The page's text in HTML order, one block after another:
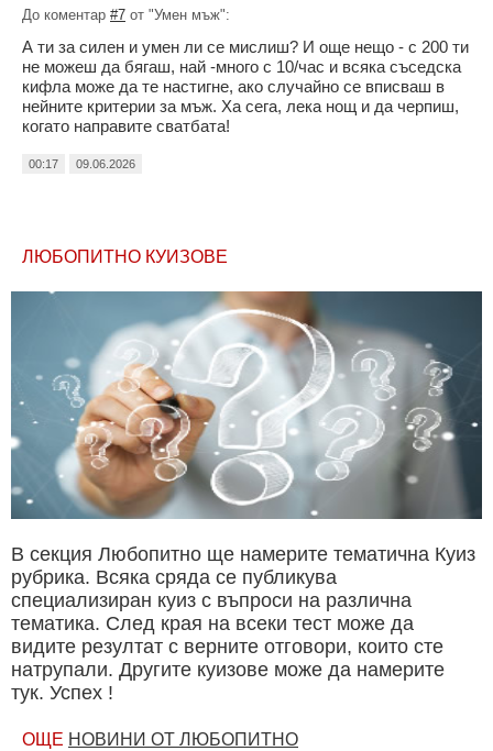
До коментар #7 от "Умен мъж":
А ти за силен и умен ли се мислиш? И още нещо - с 200 ти
не можеш да бягаш, най -много с 10/час и всяка съседска
кифла може да те настигне, ако случайно се вписваш в
нейните критерии за мъж. Ха сега, лека нощ и да черпиш,
когато направите сватбата!
00:17 09.06.2026
ЛЮБОПИТНО КУИЗОВЕ
В секция Любопитно ще намерите тематична Куиз
рубрика. Всяка сряда се публикува
специализиран куиз с въпроси на различна
тематика. След края на всеки тест може да
видите резултат с верните отговори, които сте
натрупали. Другите куизове може да намерите
тук. Успех !
ОЩЕ НОВИНИ ОТ ЛЮБОПИТНО